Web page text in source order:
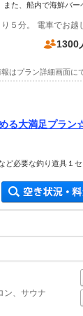
た、船内で海鮮バー
1300
はプラン詳細画面に
める大満足プラ
ど必要な釣り道具１セ
ン、サウナ